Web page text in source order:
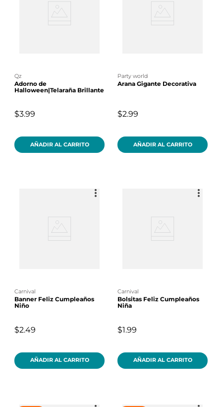
qz
Adorno de
Halloween|Telaraña Brillante
$3.99
AÑADIR AL CARRITO
party world
Arana Gigante Decorativa
$2.99
AÑADIR AL CARRITO
carnival
Banner Feliz Cumpleaños
Niño
$2.49
AÑADIR AL CARRITO
carnival
Bolsitas Feliz Cumpleaños
Niña
$1.99
AÑADIR AL CARRITO